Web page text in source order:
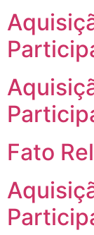
Fato